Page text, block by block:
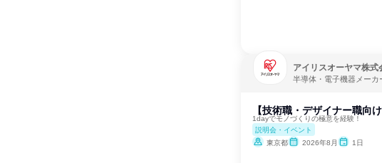
アイリスオーヤマ株式
半導体・電子機器メー
【技術職・デザイナー職向
1dayでモノづくりの極意を経験！
説明会・イベント
東京都
2026年8月 1日